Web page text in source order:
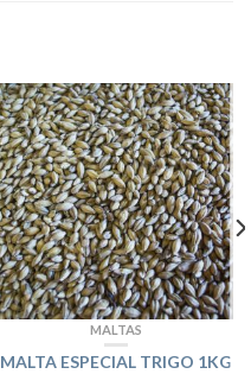
MALTAS
MALTA ESPECIAL TRIGO 1KG